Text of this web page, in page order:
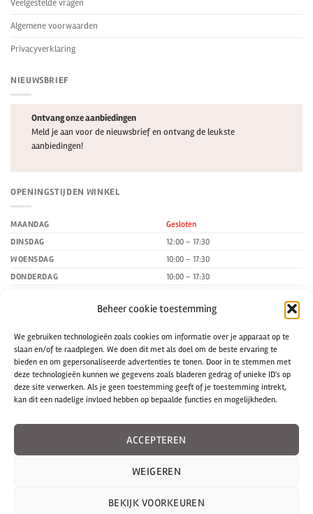
Beheer cookie toestemming
We gebruiken technologieën zoals cookies om informatie over je apparaat op te
slaan en/of te raadplegen. We doen dit met als doel om de beste ervaring te
bieden en om gepersonaliseerde advertenties te tonen. Door in te stemmen met
deze technologieën kunnen we gegevens zoals bladeren gedrag of unieke ID's op
deze site verwerken. Als je geen toestemming geeft of je toestemming intrekt,
kan dit een nadelige invloed hebben op bepaalde functies en mogelijkheden.
ACCEPTEREN
WEIGEREN
BEKIJK VOORKEUREN
Veelgestelde vragen
Algemene voorwaarden
Privacyverklaring
NIEUWSBRIEF
Ontvang onze aanbiedingen
Meld je aan voor de nieuwsbrief en ontvang de leukste
aanbiedingen!
OPENINGSTIJDEN WINKEL
MAANDAG
Gesloten
DINSDAG
12:00 – 17:30
WOENSDAG
10:00 – 17:30
DONDERDAG
10:00 – 17:30
10:00 – 17:00
CONTACTGEGEVENS
La-Pam
3751 BT Bunschoten-Spakenburg
E-mail:info@la-pam.nl